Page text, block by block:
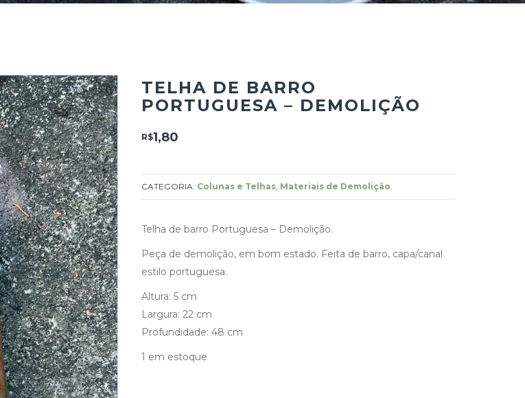
TELHA DE BARRO
PORTUGUESA – DEMOLIÇÃO
R$1,80
CATEGORIA: Colunas e Telhas, Materiais de Demolição.
Telha de barro Portuguesa – Demolição.
Peça de demolição, em bom estado. Feita de barro, capa/canal
estilo portuguesa.
Altura: 5 cm
Largura: 22 cm
Profundidade: 48 cm
1 em estoque